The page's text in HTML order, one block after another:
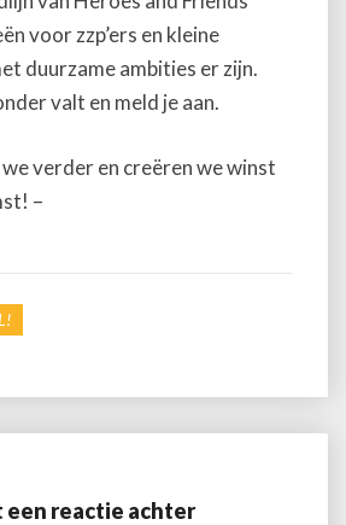
voor zzp’ers en kleine
duurzame ambities er zijn.
valt en meld je aan.
we verder en creëren we winst
–
een reactie achter